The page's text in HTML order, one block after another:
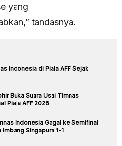
yang
tandasnya.
Indonesia di Piala AFF Sejak
Buka Suara Usai Timnas
Piala AFF 2026
Indonesia Gagal ke Semifinal
Imbang Singapura 1-1